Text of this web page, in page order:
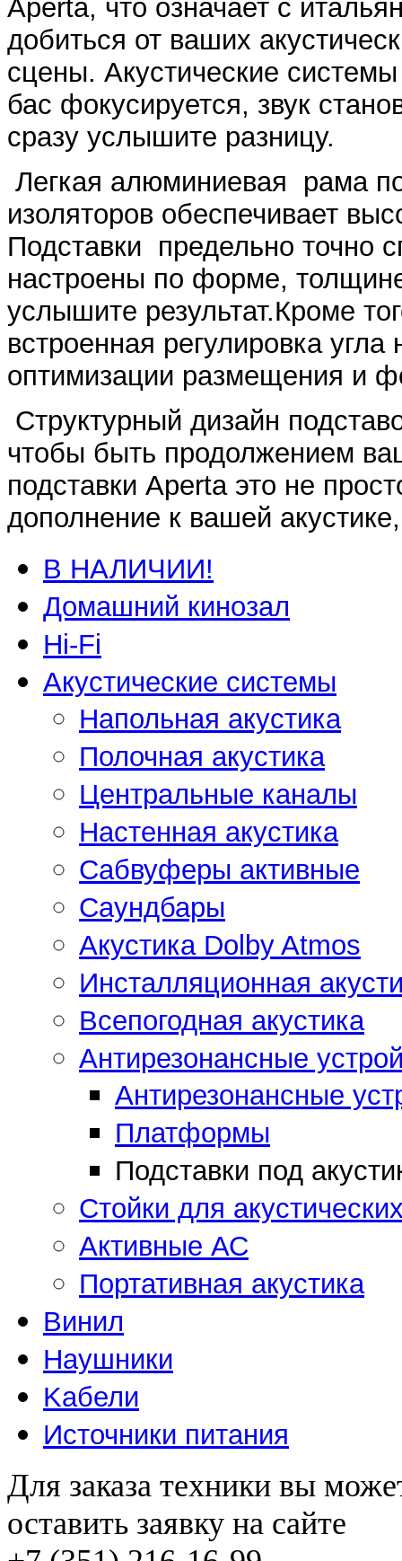
Aperta, что означает с
добиться от ваших
сцены. Акустические
бас фокусируется, звук
сразу услышите разницу.
Легкая алюминиевая рама
изоляторов обеспечивает
Подставки предельно точно
настроены по форме,
услышите результат.Кроме
встроенная регулировка
оптимизации размещения и
Структурный дизайн
чтобы быть продолжением
подставки Aperta это не
дополнение к вашей
В НАЛИЧИИ!
Домашний кинозал
Hi-Fi
Акустические системы
Напольная акустика
Полочная акустика
Центральные каналы
Настенная акустика
Сабвуферы активные
Саундбары
Акустика Dolby Atmos
Инсталляционная
Всепогодная акустика
Антирезонансные
Антирезонансные
Платформы
Подставки под
Стойки для
Активные АС
Портативная акустика
Винил
Наушники
Kабели
Источники питания
Для заказа техники вы
оставить заявку на сайте